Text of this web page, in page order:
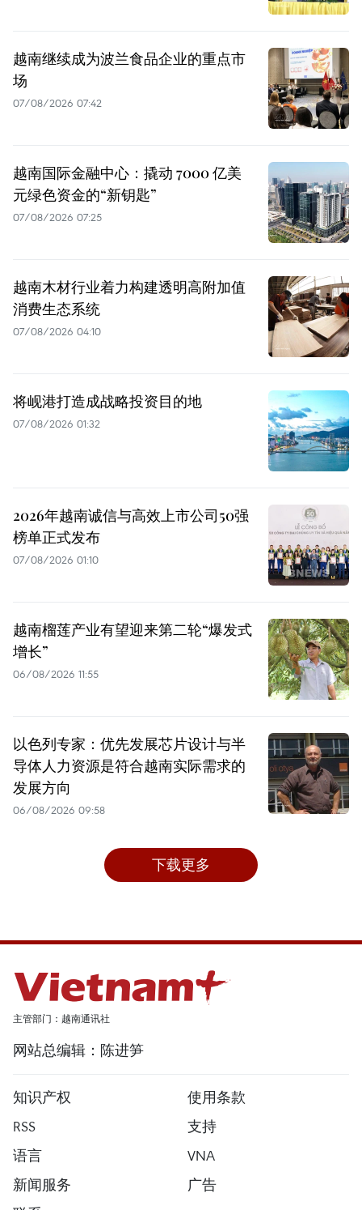
越南继续成为波兰食品企业的重点市
场
07/08/2026 07:42
越南国际金融中心：撬动 7000 亿美
元绿色资金的“新钥匙”
07/08/2026 07:25
越南木材行业着力构建透明高附加值
消费生态系统
07/08/2026 04:10
将岘港打造成战略投资目的地
07/08/2026 01:32
2026年越南诚信与高效上市公司50强
榜单正式发布
07/08/2026 01:10
越南榴莲产业有望迎来第二轮“爆发式
增长”
06/08/2026 11:55
以色列专家：优先发展芯片设计与半
导体人力资源是符合越南实际需求的
发展方向
06/08/2026 09:58
下载更多
主管部门：越南通讯社
网站总编辑：陈进笋
知识产权
使用条款
RSS
支持
语言
VNA
新闻服务
广告